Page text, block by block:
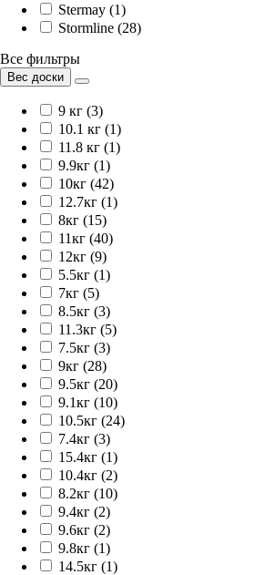
Stermay (1)
Stormline (28)
Все фильтры
Вес доски
9 кг (3)
10.1 кг (1)
11.8 кг (1)
9.9кг (1)
10кг (42)
12.7кг (1)
8кг (15)
11кг (40)
12кг (9)
5.5кг (1)
7кг (5)
8.5кг (3)
11.3кг (5)
7.5кг (3)
9кг (28)
9.5кг (20)
9.1кг (10)
10.5кг (24)
7.4кг (3)
15.4кг (1)
10.4кг (2)
8.2кг (10)
9.4кг (2)
9.6кг (2)
9.8кг (1)
14.5кг (1)